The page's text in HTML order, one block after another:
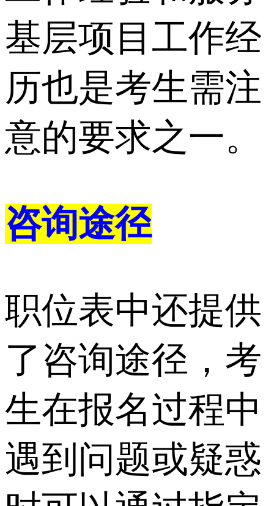
基层项目工作经
历也是考生需注
意的要求之一。
咨询途径
职位表中还提供
了咨询途径，考
生在报名过程中
遇到问题或疑惑